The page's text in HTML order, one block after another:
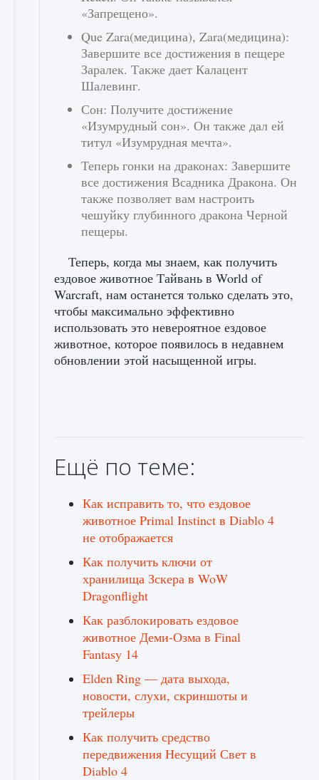
«Запрещено».
Que Zara(медицина), Zara(медицина):
Завершите все достижения в пещере
Заралек. Также дает Калацент
Шалевинг.
Сон: Получите достижение
«Изумрудный сон». Он также дал ей
титул «Изумрудная мечта».
Теперь гонки на драконах: Завершите
все достижения Всадника Дракона. Он
также позволяет вам настроить
чешуйку глубинного дракона Черной
пещеры.
Теперь, когда мы знаем, как получить
ездовое животное Тайвань в World of
Warcraft, нам останется только сделать это,
чтобы максимально эффективно
использовать это невероятное ездовое
животное, которое появилось в недавнем
обновлении этой насыщенной игры.
Ещё по теме:
Как исправить то, что ездовое
животное Primal Instinct в Diablo 4
не отображается
Как получить ключи от
хранилища Зскера в WoW
Dragonflight
Как разблокировать ездовое
животное Деми-Озма в Final
Fantasy 14
Elden Ring — дата выхода,
новости, слухи, скриншоты и
трейлеры
Как получить средство
передвижения Несущий Свет в
Diablo 4